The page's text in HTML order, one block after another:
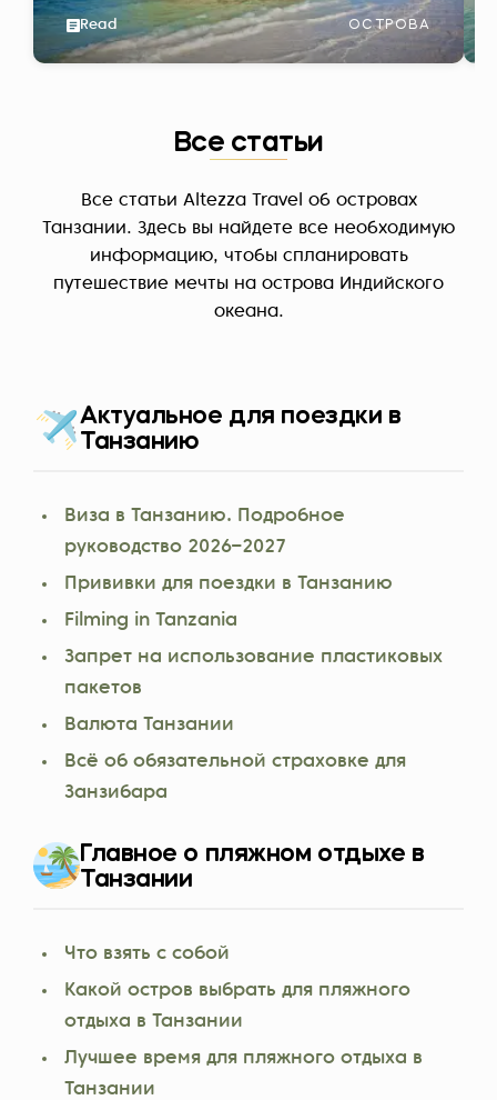
Read ОСТРОВА
Все статьи
Все статьи Altezza Travel об островах
Танзании. Здесь вы найдете все необходимую
информацию, чтобы спланировать
путешествие мечты на острова Индийского
океана.
Актуальное для поездки в
Танзанию
Виза в Танзанию. Подробное
руководство 2026–2027
Прививки для поездки в Танзанию
Filming in Tanzania
Запрет на использование пластиковых
пакетов
Валюта Танзании
Всё об обязательной страховке для
Занзибара
Главное о пляжном отдыхе в
Танзании
Что взять с собой
Какой остров выбрать для пляжного
отдыха в Танзании
Лучшее время для пляжного отдыха в
Танзании